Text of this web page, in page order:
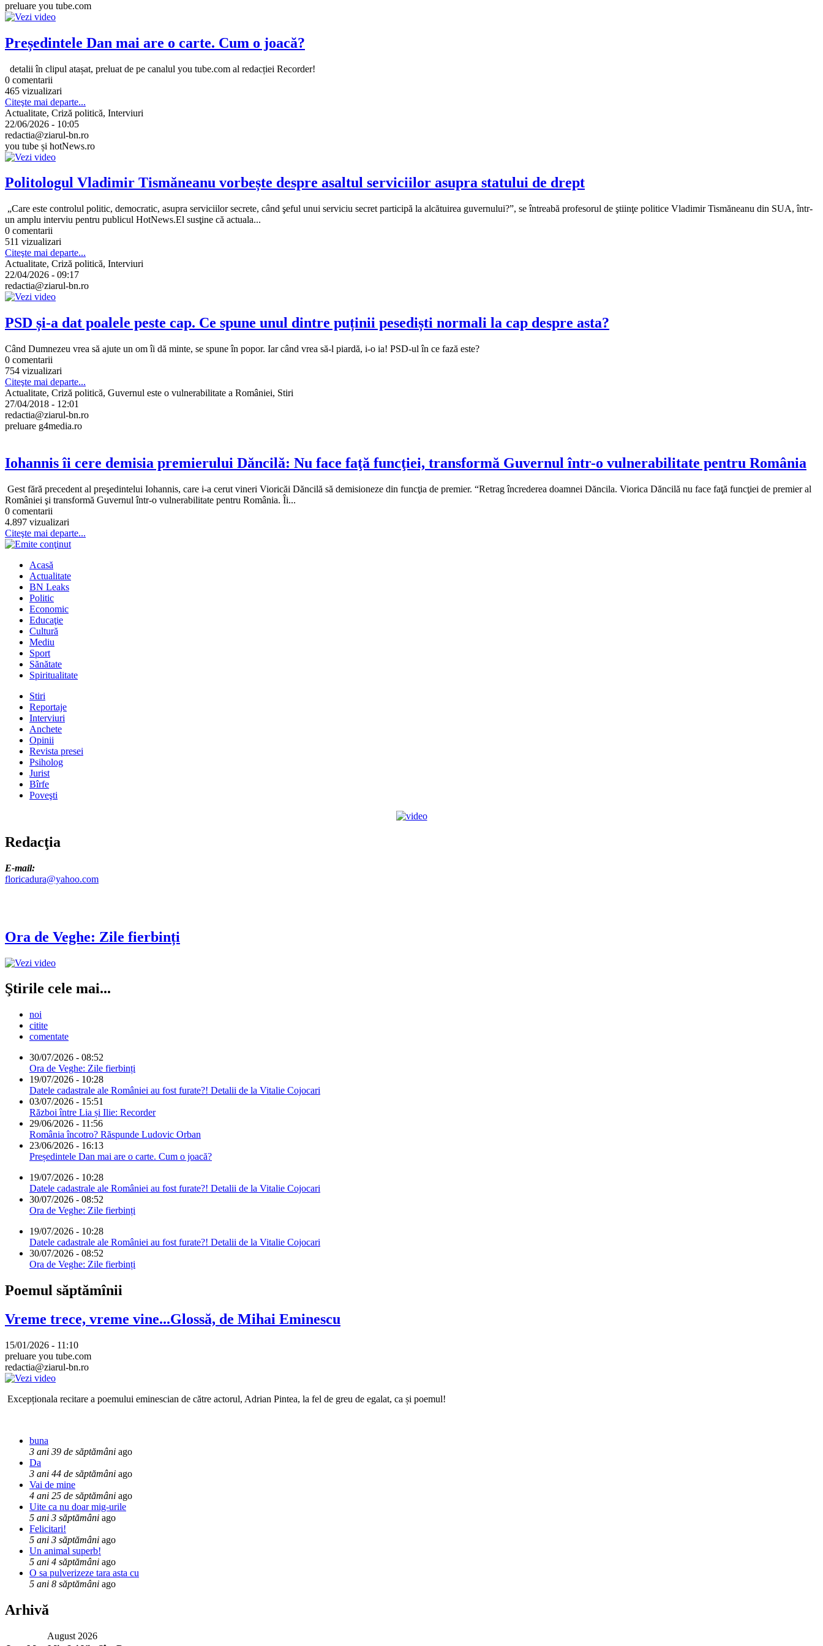
preluare you tube.com
Președintele Dan mai are o carte. Cum o joacă?
detalii în clipul atașat, preluat de pe canalul you tube.com al redacției Recorder!
0 comentarii
465 vizualizari
Citeşte mai departe...
Actualitate, Criză politică, Interviuri
22/06/2026 - 10:05
redactia@ziarul-bn.ro
you tube și hotNews.ro
Politologul Vladimir Tismăneanu vorbește despre asaltul serviciilor asupra statului de drept
„Care este controlul politic, democratic, asupra serviciilor secrete, când şeful unui serviciu secret participă la alcătuirea guvernului?”, se întreabă profesorul de ştiinţe politice Vladimir Tismăneanu din SUA, într-
un amplu interviu pentru publicul HotNews.El susţine că actuala...
0 comentarii
511 vizualizari
Citeşte mai departe...
Actualitate, Criză politică, Interviuri
22/04/2026 - 09:17
redactia@ziarul-bn.ro
PSD și-a dat poalele peste cap. Ce spune unul dintre puținii pesediști normali la cap despre asta?
Când Dumnezeu vrea să ajute un om îi dă minte, se spune în popor. Iar când vrea să-l piardă, i-o ia! PSD-ul în ce fază este?
0 comentarii
754 vizualizari
Citeşte mai departe...
Actualitate, Criză politică, Guvernul este o vulnerabilitate a României, Stiri
27/04/2018 - 12:01
redactia@ziarul-bn.ro
preluare g4media.ro
Iohannis îi cere demisia premierului Dăncilă: Nu face faţă funcţiei, transformă Guvernul într-o vulnerabilitate pentru România
Gest fără precedent al preşedintelui Iohannis, care i-a cerut vineri Vioricăi Dăncilă să demisioneze din funcţia de premier. “Retrag încrederea doamnei Dăncila. Viorica Dăncilă nu face faţă funcţiei de premier al
României şi transformă Guvernul într-o vulnerabilitate pentru România. Îi...
0 comentarii
4.897 vizualizari
Citeşte mai departe...
Acasă
Actualitate
BN Leaks
Politic
Economic
Educaţie
Cultură
Mediu
Sport
Sănătate
Spiritualitate
Stiri
Reportaje
Interviuri
Anchete
Opinii
Revista presei
Psiholog
Jurist
Bîrfe
Poveşti
Redacţia
E-mail:
floricadura@yahoo.com
Ora de Veghe: Zile fierbinți
Ştirile cele mai...
noi
citite
comentate
30/07/2026 - 08:52
Ora de Veghe: Zile fierbinți
19/07/2026 - 10:28
Datele cadastrale ale României au fost furate?! Detalii de la Vitalie Cojocari
03/07/2026 - 15:51
Război între Lia și Ilie: Recorder
29/06/2026 - 11:56
România încotro? Răspunde Ludovic Orban
23/06/2026 - 16:13
Președintele Dan mai are o carte. Cum o joacă?
19/07/2026 - 10:28
Datele cadastrale ale României au fost furate?! Detalii de la Vitalie Cojocari
30/07/2026 - 08:52
Ora de Veghe: Zile fierbinți
19/07/2026 - 10:28
Datele cadastrale ale României au fost furate?! Detalii de la Vitalie Cojocari
30/07/2026 - 08:52
Ora de Veghe: Zile fierbinți
Poemul săptămînii
Vreme trece, vreme vine...Glossă, de Mihai Eminescu
15/01/2026 - 11:10
preluare you tube.com
redactia@ziarul-bn.ro
Excepționala recitare a poemului eminescian de către actorul, Adrian Pintea, la fel de greu de egalat, ca și poemul!
buna
3 ani 39 de săptămâni ago
Da
3 ani 44 de săptămâni ago
Vai de mine
4 ani 25 de săptămâni ago
Uite ca nu doar mig-urile
5 ani 3 săptămâni ago
Felicitari!
5 ani 3 săptămâni ago
Un animal superb!
5 ani 4 săptămâni ago
O sa pulverizeze tara asta cu
5 ani 8 săptămâni ago
Arhivă
August 2026